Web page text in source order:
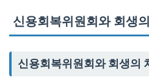
신용회복위원회와 회생
신용회복위원회와 회생의